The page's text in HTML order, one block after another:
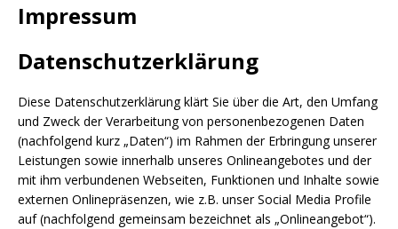
Impressum
Datenschutzerklärung
Diese Datenschutzerklärung klärt Sie über die Art, den Umfang
und Zweck der Verarbeitung von personenbezogenen Daten
(nachfolgend kurz „Daten“) im Rahmen der Erbringung unserer
Leistungen sowie innerhalb unseres Onlineangebotes und der
mit ihm verbundenen Webseiten, Funktionen und Inhalte sowie
externen Onlinepräsenzen, wie z.B. unser Social Media Profile
auf (nachfolgend gemeinsam bezeichnet als „Onlineangebot“).